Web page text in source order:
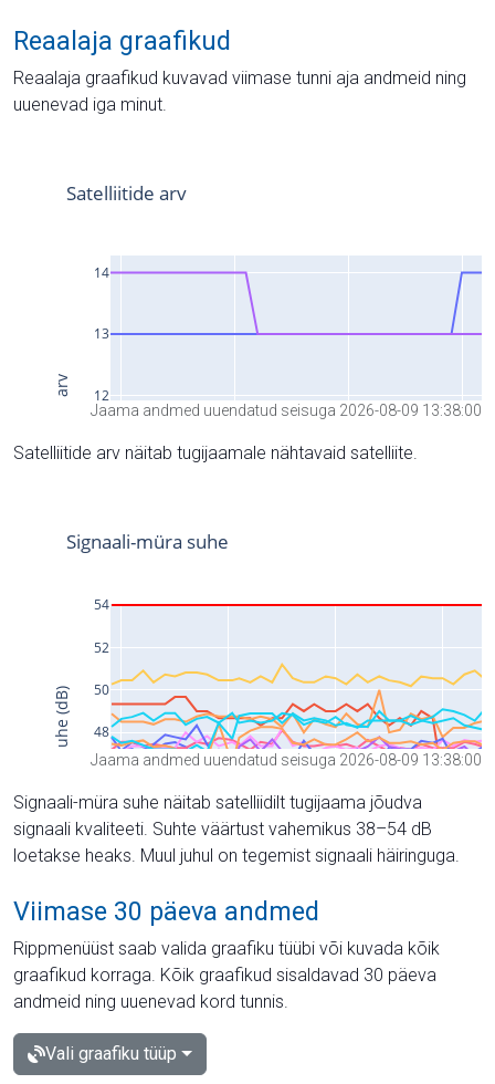
Reaalaja graafikud
Reaalaja graafikud kuvavad viimase tunni aja andmeid ning
uuenevad iga minut.
Jaama andmed uuendatud seisuga 2026-08-09 13:38:00
Satelliitide arv näitab tugijaamale nähtavaid satelliite.
Jaama andmed uuendatud seisuga 2026-08-09 13:38:00
Signaali-müra suhe näitab satelliidilt tugijaama jõudva
signaali kvaliteeti. Suhte väärtust vahemikus 38–54 dB
loetakse heaks. Muul juhul on tegemist signaali häiringuga.
Viimase 30 päeva andmed
Rippmenüüst saab valida graafiku tüübi või kuvada kõik
graafikud korraga. Kõik graafikud sisaldavad 30 päeva
andmeid ning uuenevad kord tunnis.
Vali graafiku tüüp